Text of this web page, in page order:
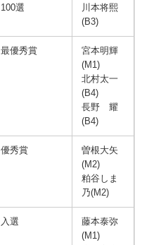
100選
川本将熙
(B3)
最優秀賞
宮本明輝
(M1)
北村太一
(B4)
長野 耀
(B4)
優秀賞
曽根大矢
(M2)
粕谷しま
乃(M2)
入選
藤本泰弥
(M1)